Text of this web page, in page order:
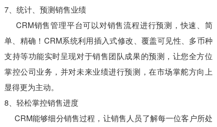
7、统计、预测销售业绩
CRM销售管理平台可以对销售流程进行预测，快速、简
单、精确！CRM系统利用插入式修改、覆盖可见性、多币种
支持等功能实时呈现对于销售团队成果的预测，让您全方位
掌控公司业务，并对未来业绩进行预测，在市场掌舵方向上
显得更为主动。
8、轻松掌控销售进度
CRM能够细分销售过程，让销售人员了解每一位客户所处